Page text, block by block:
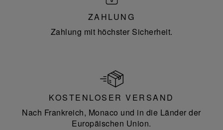
ZAHLUNG
Zahlung mit höchster Sicherheit.
KOSTENLOSER VERSAND
Nach Frankreich, Monaco und in die Länder der
Europäischen Union.